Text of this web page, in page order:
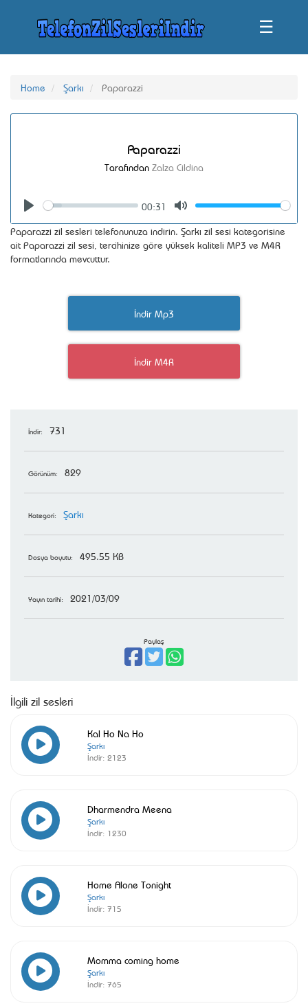
☰
Home Şarkı Paparazzi
Paparazzi
Tarafından Zalza Cildina
Seek
00:31
Volume
Paparazzi zil sesleri telefonunuza indirin. Şarkı zil sesi kategorisine
ait Paparazzi zil sesi, tercihinize göre yüksek kaliteli MP3 ve M4R
formatlarında mevcuttur.
İndir Mp3
İndir M4R
İndir: 731
Görünüm: 829
Kategori: Şarkı
Dosya boyutu: 495.55 KB
Yayın tarihi: 2021/03/09
Paylaş
İlgili zil sesleri
Kal Ho Na Ho
Şarkı
İndir: 2123
Dharmendra Meena
Şarkı
İndir: 1230
Home Alone Tonight
Şarkı
İndir: 715
Momma coming home
Şarkı
İndir: 765